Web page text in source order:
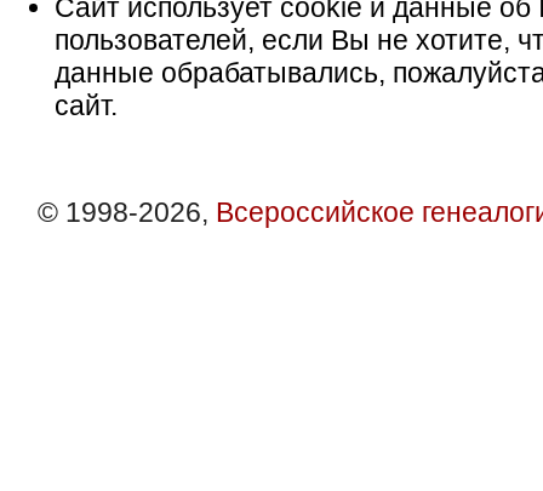
Сайт использует cookie и данные об
пользователей, если Вы не хотите,
данные обрабатывались,
сайт.
© 1998-2026, Всероссийское